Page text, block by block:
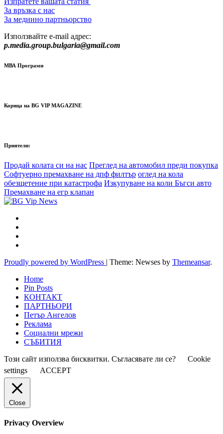
За връзка с нас
За медиино партньорство
Използвайте e-mail адрес:
p.media.group.bulgaria@gmail.com
МВА Програми
Корица на BG VIP MAGAZINE
Приятели:
Продай колата си на нас Преглед на автомобил преди покупка
Софтуерно премахване на дпф филтър оглед на кола
обезщетение при катастрофа Изкупуване на коли Бъгси авто
Премахване на егр клапан
Proudly powered by WordPress | Theme: Newses by Themeansar.
Home
Pin Posts
КОНТАКТ
ПАРТНЬОРИ
Петър Ангелов
Реклама
Социални мрежи
СЪБИТИЯ
Този сайт използва бисквитки. Съгласявате ли се?
Cookie
settings
ACCEPT
Close
Privacy Overview